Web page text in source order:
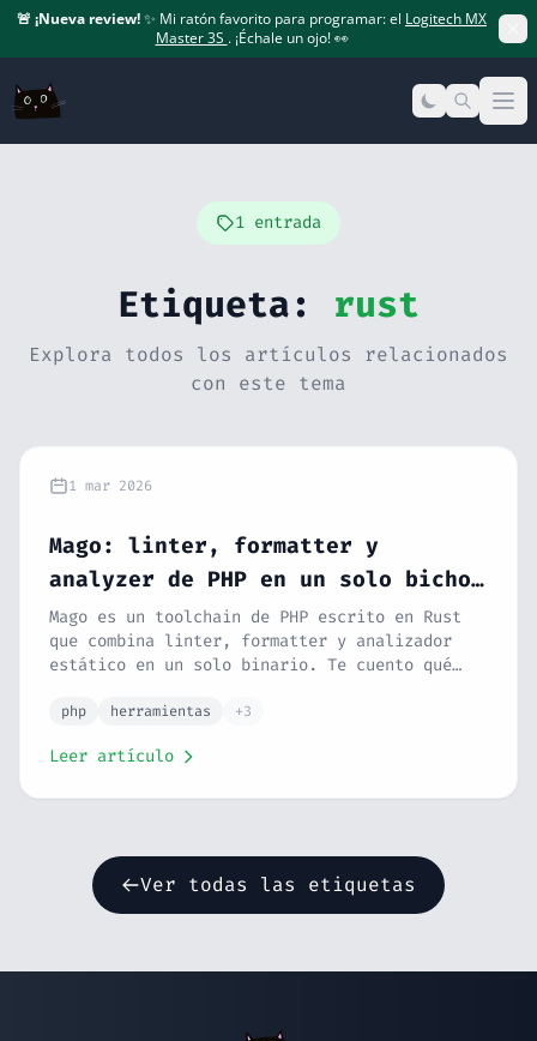
🚨 ¡Nueva review!✨ Mi ratón favorito para programar: el Logitech MX
Master 3S . ¡Échale un ojo! 👀
1 entrada
Etiqueta: rust
Explora todos los artículos relacionados
con este tema
1 mar 2026
Mago: linter, formatter y
analyzer de PHP en un solo bicho
escrito en Rust
Mago es un toolchain de PHP escrito en Rust
que combina linter, formatter y analizador
estático en un solo binario. Te cuento qué
plantearte cambiar PHPStan.
php herramientas +3
Leer artículo
Ver todas las etiquetas